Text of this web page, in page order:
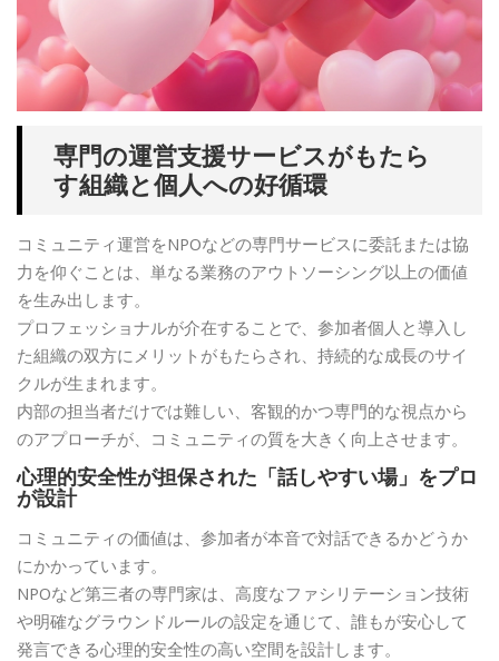
専門の運営支援サービスがもたら
す組織と個人への好循環
コミュニティ運営をNPOなどの専門サービスに委託または協
力を仰ぐことは、単なる業務のアウトソーシング以上の価値
を生み出します。
プロフェッショナルが介在することで、参加者個人と導入し
た組織の双方にメリットがもたらされ、持続的な成長のサイ
クルが生まれます。
内部の担当者だけでは難しい、客観的かつ専門的な視点から
のアプローチが、コミュニティの質を大きく向上させます。
心理的安全性が担保された「話しやすい場」をプロ
が設計
コミュニティの価値は、参加者が本音で対話できるかどうか
にかかっています。
NPOなど第三者の専門家は、高度なファシリテーション技術
や明確なグラウンドルールの設定を通じて、誰もが安心して
発言できる心理的安全性の高い空間を設計します。